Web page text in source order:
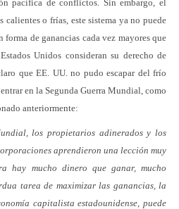
pacífica de conflictos. Sin embargo, el
calientes o frías, este sistema ya no puede
de ganancias cada vez mayores que
Unidos consideran su derecho de
que EE. UU. no pudo escapar del frío
en la Segunda Guerra Mundial, como
anteriormente:
los propietarios adinerados y los
aprendieron una lección muy
hay mucho dinero que ganar, mucho
tarea de maximizar las ganancias, la
capitalista estadounidense, puede